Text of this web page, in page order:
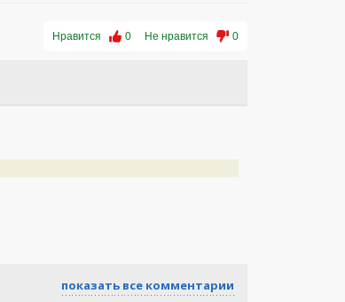
Нравится 0 Не нравится 0
показать все комментарии